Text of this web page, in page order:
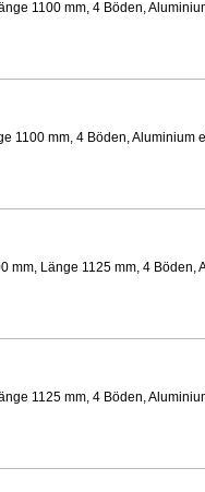
1100 mm, 4 Böden,
1100 mm, 4 Böden, Aluminium
Länge 1125 mm, 4 Böden,
1125 mm, 4 Böden,